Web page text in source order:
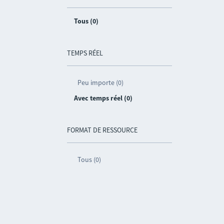
Tous (0)
TEMPS RÉEL
Peu importe (0)
Avec temps réel (0)
FORMAT DE RESSOURCE
Tous (0)